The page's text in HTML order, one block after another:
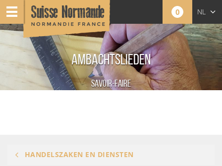
0
FR
EN
NL
AMBACHTSLIEDEN
Savoir-faire
HANDELSZAKEN EN DIENSTEN